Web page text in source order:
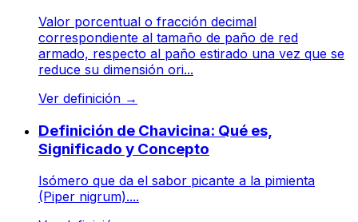
Valor porcentual o fracción decimal
correspondiente al tamaño de paño de red
armado, respecto al paño estirado una vez que se
reduce su dimensión ori...
Ver definición →
Definición de Chavicina: Qué es,
Significado y Concepto
Isómero que da el sabor picante a la pimienta
(Piper nigrum)....